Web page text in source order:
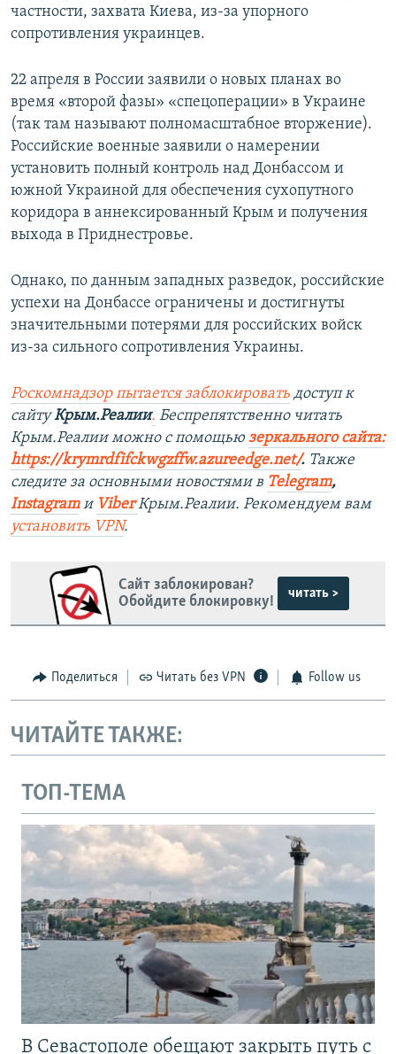
частности, захвата Киева, из-за упорного
сопротивления украинцев.
22 апреля в России заявили о новых планах во
время «второй фазы» «спецоперации» в Украине
(так там называют полномасштабное вторжение).
Российские военные заявили о намерении
установить полный контроль над Донбассом и
южной Украиной для обеспечения сухопутного
коридора в аннексированный Крым и получения
выхода в Приднестровье.
Однако, по данным западных разведок, российские
успехи на Донбассе ограничены и достигнуты
значительными потерями для российских войск
из-за сильного сопротивления Украины.
Роскомнадзор пытается заблокировать доступ к
сайтуКрым.Реалии. Беспрепятственно читать
Крым.Реалии можно с помощью зеркального сайта:
https://krymrdfifckwgzffw.azureedge.net/. ​ Также
следите за основными новостями в Telegram,
Instagram и ViberКрым.Реалии. Рекомендуем вам
установить VPN.
Сайт заблокирован?
Обойдите блокировку!
читать >
Поделиться Читать без VPN Follow us
ЧИТАЙТЕ ТАКЖЕ:
ТОП-ТЕМА
В Севастополе обещают закрыть путь с